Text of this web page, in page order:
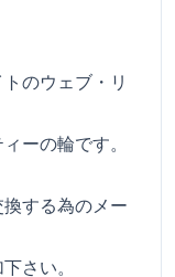
のウェブ・リ
の輪です。
する為のメー
い。